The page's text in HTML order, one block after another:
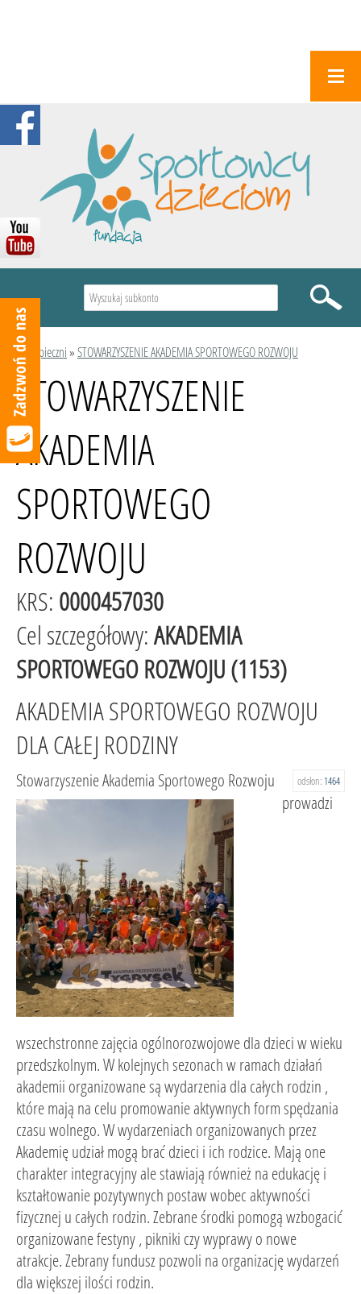
Podopieczni»STOWARZYSZENIE AKADEMIA SPORTOWEGO ROZWOJU
STOWARZYSZENIE
AKADEMIA
SPORTOWEGO
ROZWOJU
KRS: 0000457030
Cel szczegółowy:AKADEMIA
SPORTOWEGO ROZWOJU (1153)
AKADEMIA SPORTOWEGO ROZWOJU
DLA CAŁEJ RODZINY
odsłon: 1464
Stowarzyszenie Akademia Sportowego Rozwoju
prowadzi
wszechstronne zajęcia ogólnorozwojowe dla dzieci w wieku
przedszkolnym. W kolejnych sezonach w ramach działań
akademii organizowane są wydarzenia dla całych rodzin ,
które mają na celu promowanie aktywnych form spędzania
czasu wolnego. W wydarzeniach organizowanych przez
Akademię udział mogą brać dzieci i ich rodzice. Mają one
charakter integracyjny ale stawiają również na edukację i
kształtowanie pozytywnych postaw wobec aktywności
fizycznej u całych rodzin. Zebrane środki pomogą wzbogacić
organizowane festyny , pikniki czy wyprawy o nowe
atrakcje. Zebrany fundusz pozwoli na organizację wydarzeń
dla większej ilości rodzin.